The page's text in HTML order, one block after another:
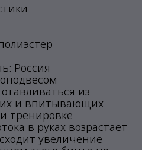
Россия
из
и впитывающих
тренировке
в руках возрастает
увеличение